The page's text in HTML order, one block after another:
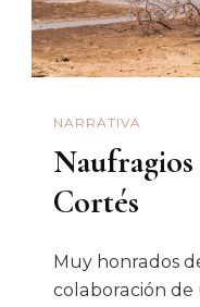
NARRATIVA
Cortés
Muy honrados
colaboración